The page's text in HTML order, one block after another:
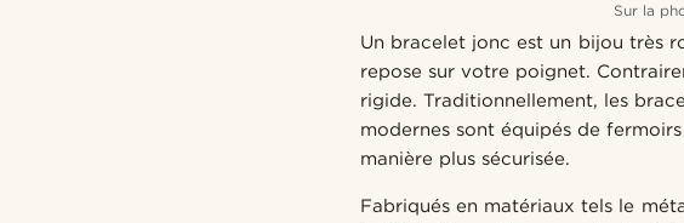
Sur la
Un bracelet jonc est un bijou très
repose sur votre poignet.
rigide. Traditionnellement, les
modernes sont équipés de
manière plus sécurisée.
Fabriqués en matériaux tels le